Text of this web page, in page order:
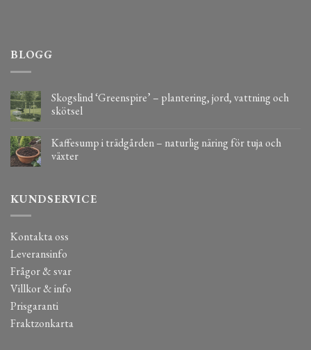
BLOGG
Skogslind ‘Greenspire’ – plantering, jord, vattning och
skötsel
Kaffesump i trädgården – naturlig näring för tuja och
växter
KUNDSERVICE
Kontakta oss
Leveransinfo
Frågor & svar
Villkor & info
Prisgaranti
Fraktzonkarta